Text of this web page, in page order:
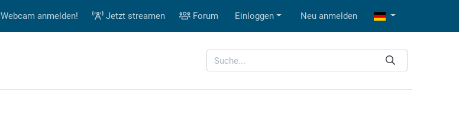
anmelden! Jetzt streamen Forum Einloggen Neu anmelden